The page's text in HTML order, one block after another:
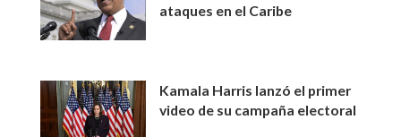
ataques en el Caribe
Kamala Harris lanzó el primer
video de su campaña electoral